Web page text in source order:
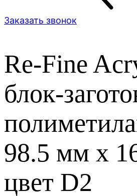
Заказать звонок
Re-Fine
блок-
98.5 мм x
цвет D2